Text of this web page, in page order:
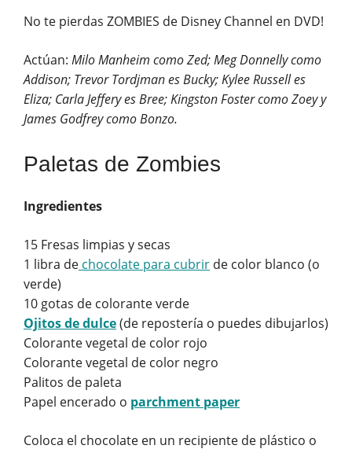
No te pierdas ZOMBIES de Disney Channel en DVD!
Actúan: Milo Manheim como Zed; Meg Donnelly como
Addison; Trevor Tordjman es Bucky; Kylee Russell es
Eliza; Carla Jeffery es Bree; Kingston Foster como Zoey y
James Godfrey como Bonzo.
Paletas de Zombies
Ingredientes
15 Fresas limpias y secas
1 libra de chocolate para cubrir de color blanco (o
verde)
10 gotas de colorante verde
Ojitos de dulce(de repostería o puedes dibujarlos)
Colorante vegetal de color rojo
Colorante vegetal de color negro
Palitos de paleta
Papel encerado o parchment paper
Coloca el chocolate en un recipiente de plástico o